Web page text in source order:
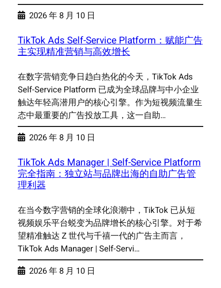
2026 年 8 月 10 日
TikTok Ads Self-Service Platform：赋能广告
主实现精准营销与高效增长
在数字营销竞争日趋白热化的今天，TikTok Ads
Self-Service Platform 已成为全球品牌与中小企业
触达年轻高潜用户的核心引擎。作为短视频流量生
态中最重要的广告投放工具，这一自助…
2026 年 8 月 10 日
TikTok Ads Manager | Self-Service Platform
完全指南：独立站与品牌出海的自助广告管
理利器
在当今数字营销的全球化浪潮中，TikTok 已从短
视频娱乐平台蜕变为品牌增长的核心引擎。对于希
望精准触达 Z 世代与千禧一代的广告主而言，
TikTok Ads Manager | Self-Servi…
2026 年 8 月 10 日